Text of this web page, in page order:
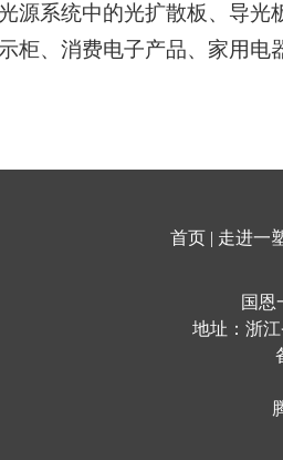
源系统中的光扩散板、导光
柜、消费电子产品、家用电
首页 | 走进一
国恩
地址：浙